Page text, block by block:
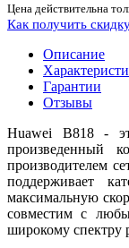
Цена действительна
Как получить
Описание
Гарантии
Отзывы
Huawei B818 -
произведенный
производителем
поддерживает
максимальную
совместим с
широкому спектру